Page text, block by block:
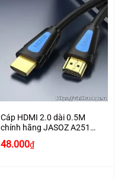
Cáp HDMI 2.0 dài 0.5M
chính hãng JASOZ A251
48.000₫